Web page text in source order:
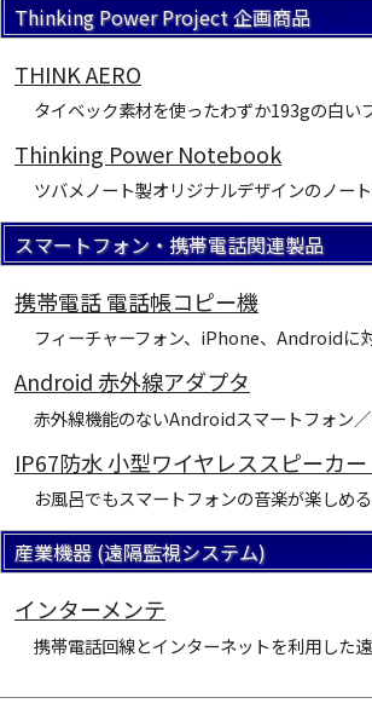
Thinking Power Project 企画商品
THINK AERO
タイベック素材を使ったわずか193gの白い
Thinking Power Notebook
ツバメノート製オリジナルデザインのノート
スマートフォン・携帯電話関連製品
携帯電話 電話帳コピー機
フィーチャーフォン、iPhone、Androidに
Android 赤外線アダプタ
赤外線機能のないAndroidスマートフォン
IP67防水 小型ワイヤレススピーカー
お風呂でもスマートフォンの音楽が楽しめ
産業機器 (遠隔監視システム)
インターメンテ
携帯電話回線とインターネットを利用した遠